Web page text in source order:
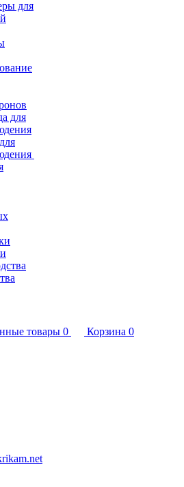
для
товары 0 Корзина 0